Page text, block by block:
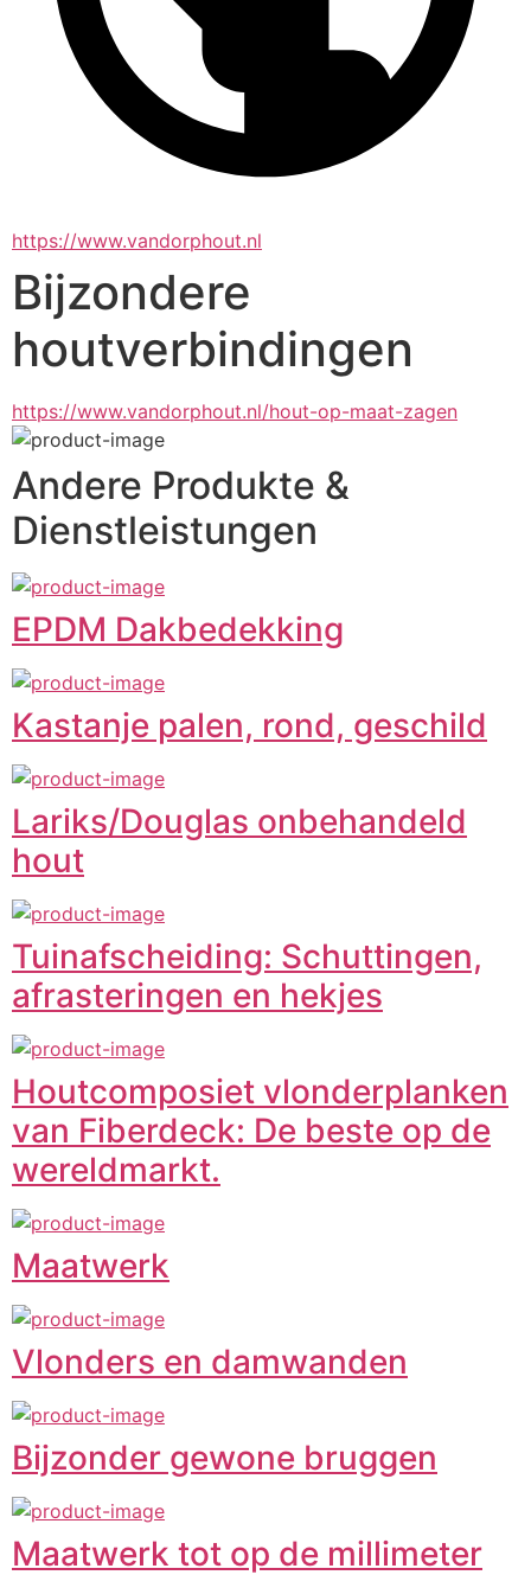
https://www.vandorphout.nl
Bijzondere
houtverbindingen
https://www.vandorphout.nl/hout-op-maat-zagen
Andere Produkte &
Dienstleistungen
EPDM Dakbedekking
Kastanje palen, rond, geschild
Lariks/Douglas onbehandeld
hout
Tuinafscheiding: Schuttingen,
afrasteringen en hekjes
Houtcomposiet vlonderplanken
van Fiberdeck: De beste op de
wereldmarkt.
Maatwerk
Vlonders en damwanden
Bijzonder gewone bruggen
Maatwerk tot op de millimeter